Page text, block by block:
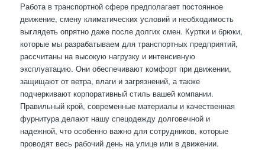
Работа в транспортной сфере предполагает постоянное
движение, смену климатических условий и необходимость
выглядеть опрятно даже после долгих смен. Куртки и брюки,
которые мы разрабатываем для транспортных предприятий,
рассчитаны на высокую нагрузку и интенсивную
эксплуатацию. Они обеспечивают комфорт при движении,
защищают от ветра, влаги и загрязнений, а также
подчеркивают корпоративный стиль вашей компании.
Правильный крой, современные материалы и качественная
фурнитура делают нашу спецодежду долговечной и
надежной, что особенно важно для сотрудников, которые
проводят весь рабочий день на улице или в движении.